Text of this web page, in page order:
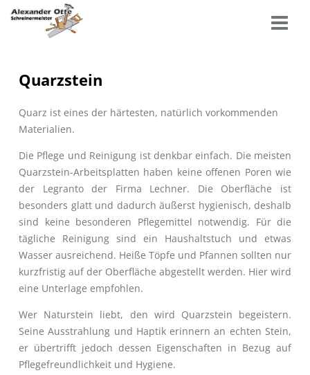
Quarzstein
Quarz ist eines der härtesten, natürlich vorkommenden
Materialien.
Die Pflege und Reinigung ist denkbar einfach. Die meisten
Quarzstein-Arbeitsplatten haben keine offenen Poren wie
der Legranto der Firma Lechner. Die Oberfläche ist
besonders glatt und dadurch äußerst hygienisch, deshalb
sind keine besonderen Pflegemittel notwendig. Für die
tägliche Reinigung sind ein Haushaltstuch und etwas
Wasser ausreichend. Heiße Töpfe und Pfannen sollten nur
kurzfristig auf der Oberfläche abgestellt werden. Hier wird
eine Unterlage empfohlen.
Wer Naturstein liebt, den wird Quarzstein begeistern.
Seine Ausstrahlung und Haptik erinnern an echten Stein,
er übertrifft jedoch dessen Eigenschaften in Bezug auf
Pflegefreundlichkeit und Hygiene.